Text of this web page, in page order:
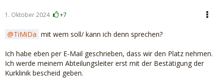
1. Oktober 2024 +7
TiMiDa mit wem soll/ kann ich denn sprechen?
Ich habe eben per E-Mail geschrieben, dass wir den Platz nehmen.
Ich werde meinem Abteilungsleiter erst mit der Bestätigung der
Kurklinik bescheid geben.